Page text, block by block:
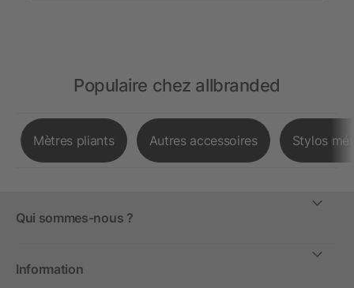
Populaire chez allbranded
Mètres pliants Autres accessoires Stylos
Qui sommes-nous ?
Information